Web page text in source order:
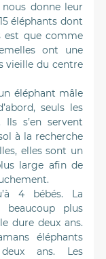
donne leur
éléphants dont
est que comme
ont une
vieille du centre
éléphant mâle
seuls les
s’en servent
à la recherche
elles sont un
large afin de
4 bébés. La
beaucoup plus
dure deux ans.
éléphants
ans. Les